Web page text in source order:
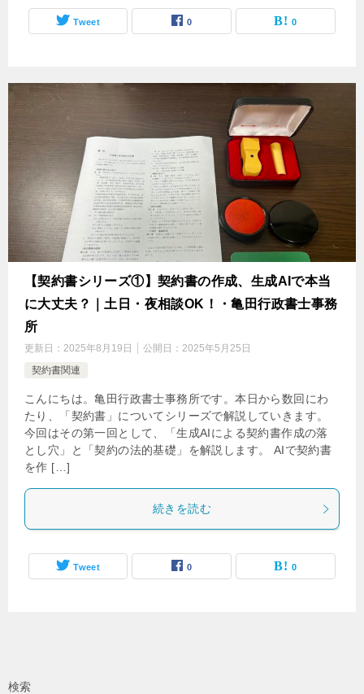
Tweet 0 0
【契約書シリーズ①】契約書の作成、生成AIで本当
に大丈夫？｜土日・夜相談OK！・亀田行政書士事務
所
更新日： 2025年8月19日 公開日： 2025年5月25日
契約書関連
こんにちは。亀田行政書士事務所です。本日から数回にわ
たり、「契約書」についてシリーズで解説していきます。
今回はその第一回として、「生成AIによる契約書作成の落
とし穴」と「契約の法的基礎」を解説します。 AIで契約書
を作 […]
続きを読む
Tweet 0 0
検索